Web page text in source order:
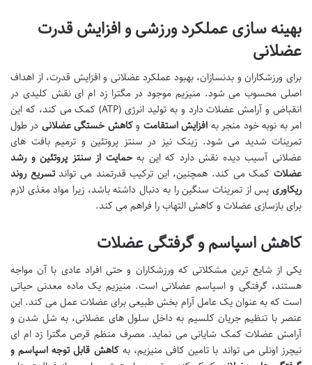
بهینه سازی عملکرد ورزشی و افزایش قدرت
عضلانی
برای ورزشکاران و بدنسازان، بهبود عملکرد عضلانی و افزایش قدرت، از اهداف
اصلی محسوب می شود. منیزیم موجود در مگترا زد ام ای نقش کلیدی در
انقباض و آرامش عضلات دارد و به تولید انرژی (ATP) کمک می کند، که این
امر به نوبه خود منجر به افزایش استقامت وکاهش خستگی عضلانی در طول
تمرینات شدید می شود. زینک نیز در سنتز پروتئین و ترمیم بافت های
عضلانی آسیب دیده نقش دارد که این بهحمایت از سنتز پروتئین و رشد
عضلاتکمک می کند. همچنین، این ترکیب قدرتمند می تواندتسریع روند
ریکاوری پس از تمرینات سنگین را به دنبال داشته باشد، زیرا مواد مغذی لازم
برای بازسازی عضلات و کاهش التهاب را فراهم می کند.
کاهش اسپاسم و گرفتگی عضلات
یکی از شایع ترین مشکلاتی که ورزشکاران و حتی افراد عادی با آن مواجه
هستند، گرفتگی و اسپاسم عضلانی است. منیزیم یک ماده معدنی حیاتی
است که به عنوان یک عامل آرام بخش طبیعی برای عضلات عمل می کند. این
عنصر با تنظیم جریان کلسیم به داخل سلول های عضلانی، به شل شدن و
آرامش عضلات کمک شایانی می نماید. مصرف منظم قرص مگترا زد ام ای
نیچرز اونلی می تواند با تامین کافی منیزیم، بهکاهش قابل توجه اسپاسم و